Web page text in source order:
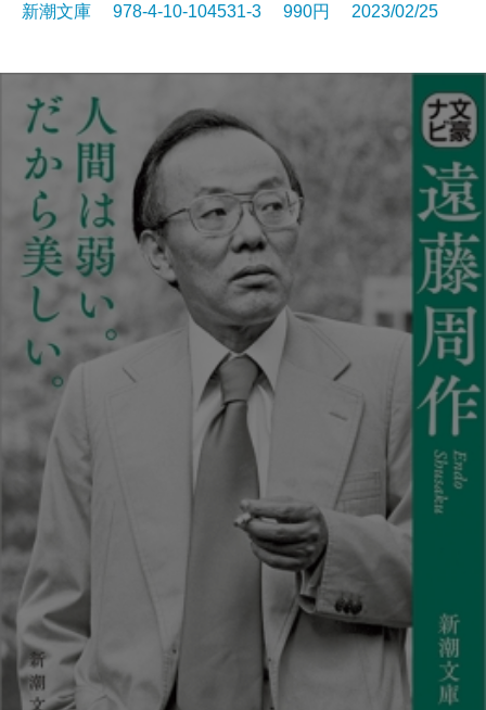
新潮文庫 978-4-10-104531-3 990円 2023/02/25